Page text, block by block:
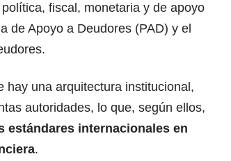
fiscal, monetaria y de apoyo
de Apoyo a Deudores (PAD) y el
hay una arquitectura institucional,
autoridades, lo que, según ellos,
estándares internacionales en
.